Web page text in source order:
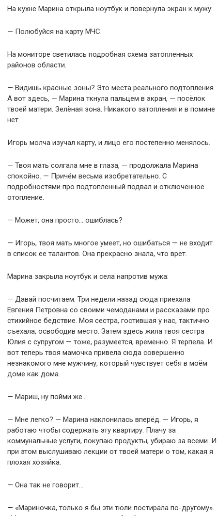
На кухне Марина открыла ноутбук и повернула экран к мужу:
— Полюбуйся на карту МЧС.
На мониторе светилась подробная схема затопленных
районов области.
— Видишь красные зоны? Это места реального подтопления.
А вот здесь, — Марина ткнула пальцем в экран, — посёлок
твоей матери. Зелёная зона. Никакого затопления и в помине
нет.
Игорь молча изучал карту, и лицо его постепенно менялось.
— Твоя мать солгала мне в глаза, — продолжала Марина
спокойно. — Причём весьма изобретательно. С
подробностями про подтопленный подвал и отключённое
отопление.
— Может, она просто… ошиблась?
— Игорь, твоя мать многое умеет, но ошибаться — не входит
в список её талантов. Она прекрасно знала, что врёт.
Марина закрыла ноутбук и села напротив мужа:
— Давай посчитаем. Три недели назад сюда приехала
Евгения Петровна со своими чемоданами и рассказами про
стихийное бедствие. Моя сестра, гостившая у нас, тактично
съехала, освободив место. Затем здесь жила твоя сестра
Юлия с супругом — тоже, разумеется, временно. Я терпела. И
вот теперь твоя мамочка привела сюда совершенно
незнакомого мне мужчину, который чувствует себя в моём
доме как дома.
— Мариш, ну пойми же…
— Мне легко? — Марина наклонилась вперёд. — Игорь, я
работаю чтобы содержать эту квартиру. Плачу за
коммунальные услуги, покупаю продукты, убираю за всеми. И
при этом выслушиваю лекции от твоей матери о том, какая я
плохая хозяйка.
— Она так не говорит…
— «Мариночка, только я бы эти тюли постирала по-другому».